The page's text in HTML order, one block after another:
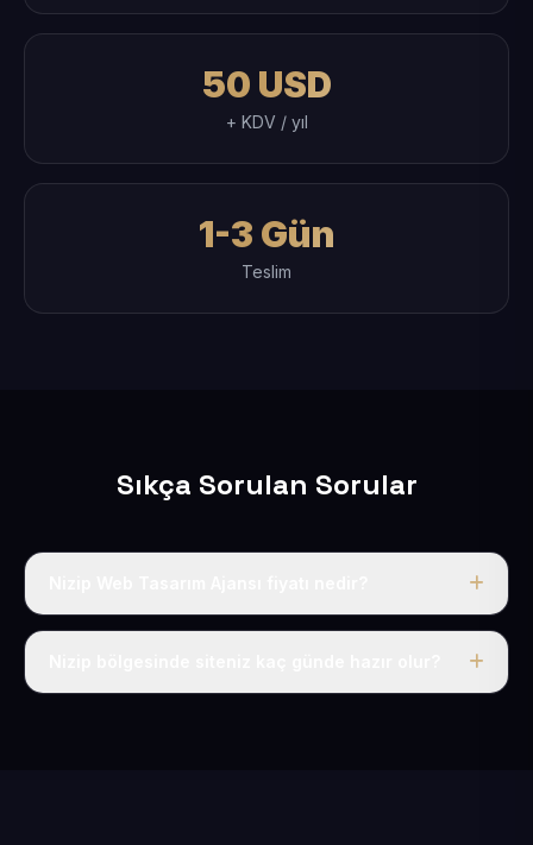
50 USD
+ KDV / yıl
1-3 Gün
Teslim
Sıkça Sorulan Sorular
Tek fiyat uygulanır: yıllık 50 USD + KDV. Bu bedele alan